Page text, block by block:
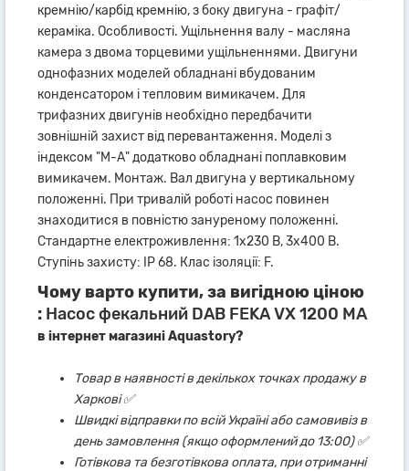
кремнію/карбід кремнію, з боку двигуна - графіт/
кераміка. Особливості. Ущільнення валу - масляна
камера з двома торцевими ущільненнями. Двигуни
однофазних моделей обладнані вбудованим
конденсатором і тепловим вимикачем. Для
трифазних двигунів необхідно передбачити
зовнішній захист від перевантаження. Моделі з
індексом "М-А" додатково обладнані поплавковим
вимикачем. Монтаж. Вал двигуна у вертикальному
положенні. При тривалій роботі насос повинен
знаходитися в повністю зануреному положенні.
Стандартне електроживлення: 1x230 В, 3x400 В.
Ступінь захисту: IP 68. Клас ізоляції: F.
Чому варто купити, за вигідною ціною
: Насос фекальний DAB FEKA VX 1200 MA
в інтернет магазині Aquastory?
Товар в наявності в декількох точках продажу в
Харкові ✅
Швидкі відправки по всій Україні або самовивіз в
день замовлення (якщо оформлений до 13:00) ✅
Готівкова та безготівкова оплата, при отриманні